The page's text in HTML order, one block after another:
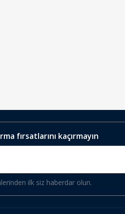
fırsatlarını kaçırmayın
ilk siz haberdar olun.